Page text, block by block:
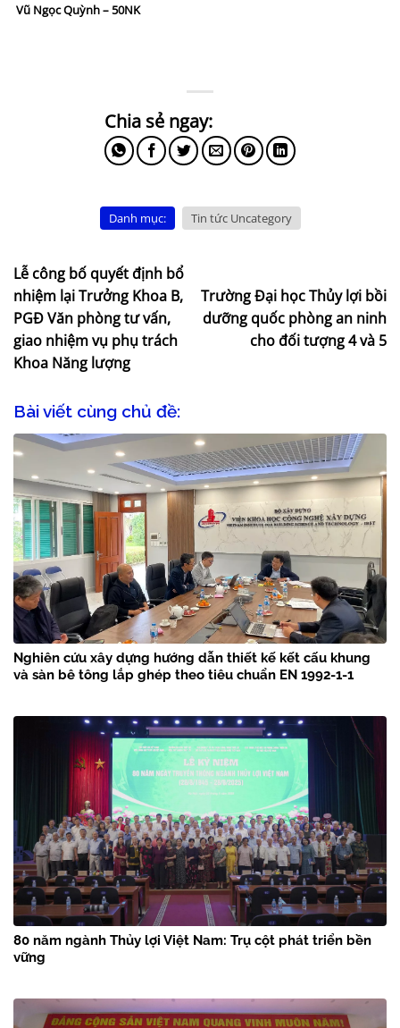
Vũ Ngọc Quỳnh – 50NK
Danh mục: Tin tức Uncategory
Lễ công bố quyết định bổ
nhiệm lại Trưởng Khoa B,
PGĐ Văn phòng tư vấn,
giao nhiệm vụ phụ trách
Khoa Năng lượng
Trường Đại học Thủy lợi bồi
dưỡng quốc phòng an ninh
cho đối tượng 4 và 5
Bài viết cùng chủ đề:
Nghiên cứu xây dựng hướng dẫn thiết kế kết cấu khung
và sàn bê tông lắp ghép theo tiêu chuẩn EN 1992-1-1
80 năm ngành Thủy lợi Việt Nam: Trụ cột phát triển bền
vững